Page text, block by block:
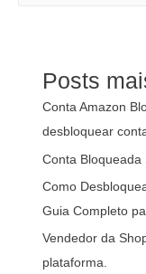
Posts
Conta Amazon
desbloquear
Conta Bloqueada
Como
Guia Completo
Vendedor da
plataforma.